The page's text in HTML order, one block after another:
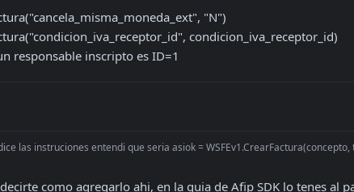
"N")
condicion_iva_receptor_id)
responsable inscripto es ID=1
las instruciones entendi que seria asiok = WSFEv1.CrearFactura(concepto,
como agregarlo ahi, en la guia de Afip SDK lo tenes al